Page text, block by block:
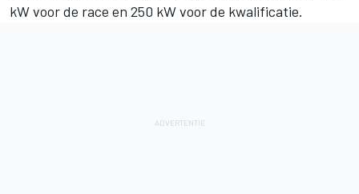
kW voor de race en 250 kW voor de kwalificatie.